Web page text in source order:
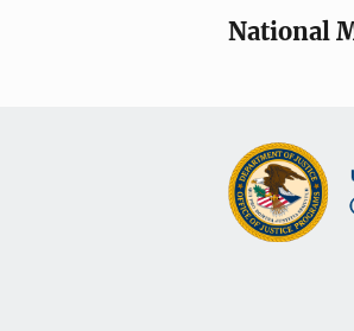
National